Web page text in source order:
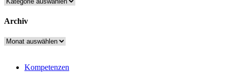
Archiv
Archiv
Kompetenzen